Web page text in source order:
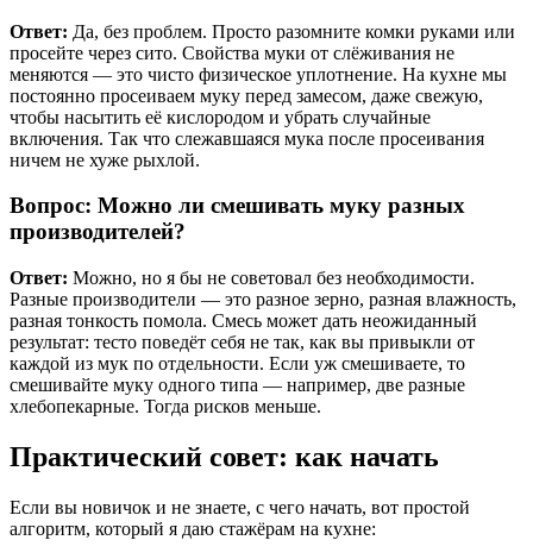
Ответ: Да, без проблем. Просто разомните комки руками или
просейте через сито. Свойства муки от слёживания не
меняются — это чисто физическое уплотнение. На кухне мы
постоянно просеиваем муку перед замесом, даже свежую,
чтобы насытить её кислородом и убрать случайные
включения. Так что слежавшаяся мука после просеивания
ничем не хуже рыхлой.
Вопрос: Можно ли смешивать муку разных
производителей?
Ответ: Можно, но я бы не советовал без необходимости.
Разные производители — это разное зерно, разная влажность,
разная тонкость помола. Смесь может дать неожиданный
результат: тесто поведёт себя не так, как вы привыкли от
каждой из мук по отдельности. Если уж смешиваете, то
смешивайте муку одного типа — например, две разные
хлебопекарные. Тогда рисков меньше.
Практический совет: как начать
Если вы новичок и не знаете, с чего начать, вот простой
алгоритм, который я даю стажёрам на кухне: